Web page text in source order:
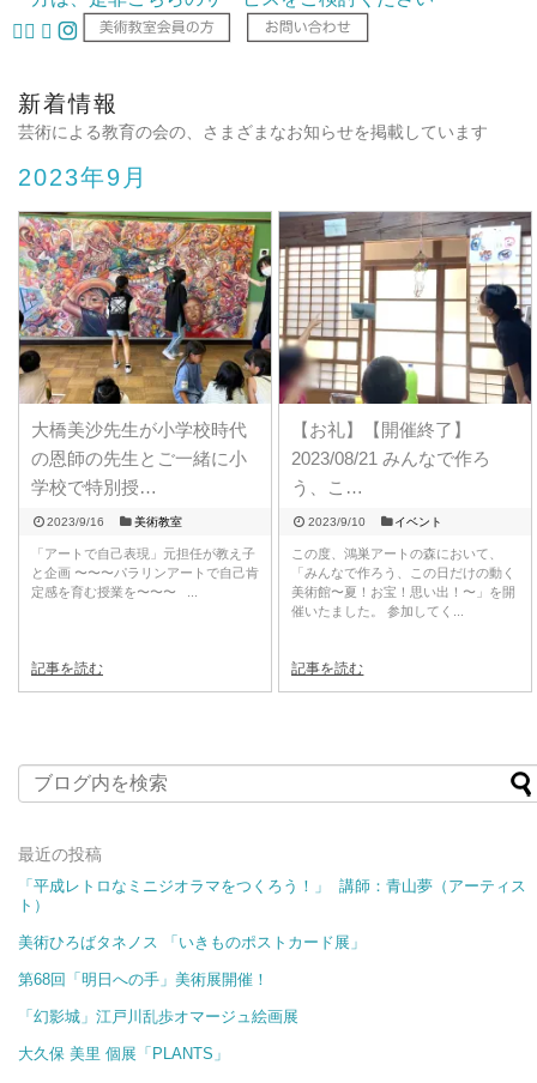
新着情報
芸術による教育の会の、さまざまなお知らせを掲載しています
2023年9月
大橋美沙先生が小学校時代
の恩師の先生とご一緒に小
学校で特別授…
2023/9/16 美術教室
「アートで自己表現」元担任が教え子
と企画 〜〜〜パラリンアートで自己肯
定感を育む授業を〜〜〜 ...
記事を読む
【お礼】【開催終了】
2023/08/21 みんなで作ろ
う、こ…
2023/9/10 イベント
この度、鴻巣アートの森において、
「みんなで作ろう、この日だけの動く
美術館〜夏！お宝！思い出！〜」を開
催いたました。 参加してく...
記事を読む
最近の投稿
「平成レトロなミニジオラマをつくろう！」 講師：青山夢（アーティス
ト）
美術ひろばタネノス 「いきものポストカード展​​」
第68回「明日への手」美術展開催！
「幻影城」江戸川乱歩オマージュ絵画展
大久保 美里 個展「PLANTS」